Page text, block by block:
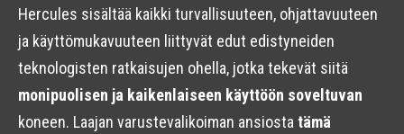
Hercules sisältää kaikki turvallisuuteen, ohjattavuuteen
ja käyttömukavuuteen liittyvät edut edistyneiden
teknologisten ratkaisujen ohella, jotka tekevät siitä
monipuolisen ja kaikenlaiseen käyttöön soveltuvan
koneen. Laajan varustevalikoiman ansiosta tämä